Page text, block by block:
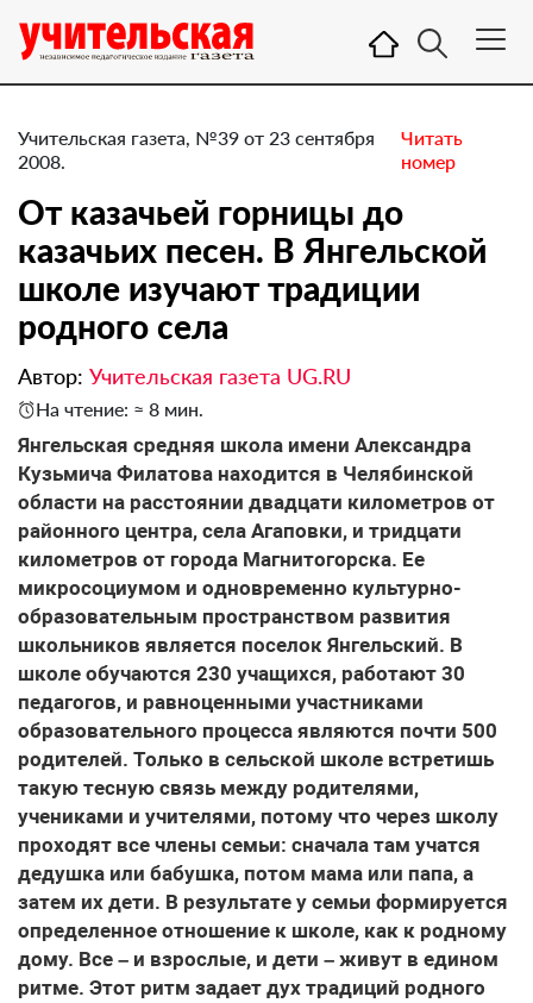
Учительская газета, №39 от 23 сентября
2008.
Читать
номер
От казачьей горницы до
казачьих песен. В Янгельской
школе изучают традиции
родного села
Автор: Учительская газета UG.RU
На чтение: ≈ 8 мин.
Янгельская средняя школа имени Александра
Кузьмича Филатова находится в Челябинской
области на расстоянии двадцати километров от
районного центра, села Агаповки, и тридцати
километров от города Магнитогорска. Ее
микросоциумом и одновременно культурно-
образовательным пространством развития
школьников является поселок Янгельский. В
школе обучаются 230 учащихся, работают 30
педагогов, и равноценными участниками
образовательного процесса являются почти 500
родителей. Только в сельской школе встретишь
такую тесную связь между родителями,
учениками и учителями, потому что через школу
проходят все члены семьи: сначала там учатся
дедушка или бабушка, потом мама или папа, а
затем их дети. В результате у семьи формируется
определенное отношение к школе, как к родному
дому. Все – и взрослые, и дети – живут в едином
ритме. Этот ритм задает дух традиций родного